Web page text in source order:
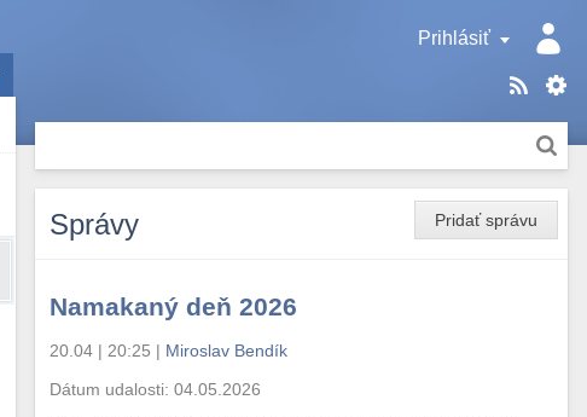
Prihlásiť
Pridať správu
Správy
Namakaný deň 2026
20.04 | 20:25 | Miroslav Bendík
Dátum udalosti:04.05.2026